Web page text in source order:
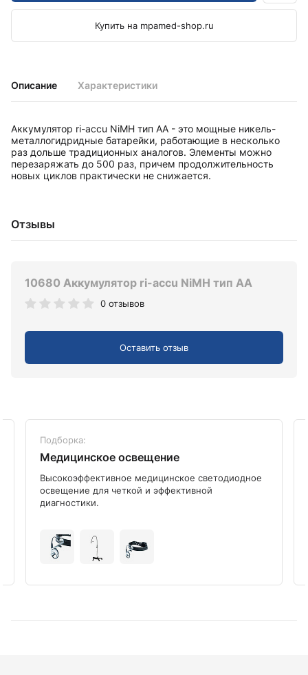
Описание Характеристики
Аккумулятор ri-accu NiMH тип AA - это мощные никель-
металлогидридные батарейки, работающие в несколько
раз дольше традиционных аналогов. Элементы можно
перезаряжать до 500 раз, причем продолжительность
новых циклов практически не снижается.
Отзывы
10680 Аккумулятор ri-accu NiMH тип AA
0 отзывов
Оставить отзыв
Купить на mpamed-shop.ru
Подборка:
Медицинское освещение
Высокоэффективное медицинское светодиодное
освещение для четкой и эффективной
диагностики.